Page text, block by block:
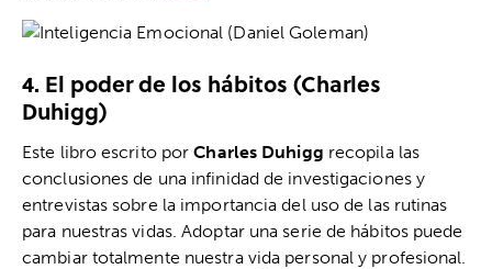
4. El poder de los hábitos (Charles
Duhigg)
Este libro escrito porCharles Duhigg recopila las
conclusiones de una infinidad de investigaciones y
entrevistas sobre la importancia del uso de las rutinas
para nuestras vidas. Adoptar una serie de hábitos puede
cambiar totalmente nuestra vida personal y profesional.